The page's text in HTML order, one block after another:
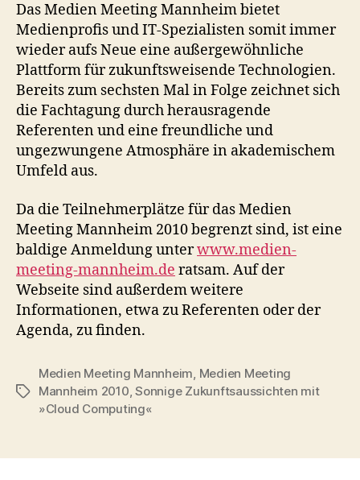
Das Medien Meeting Mannheim bietet
Medienprofis und IT-Spezialisten somit immer
wieder aufs Neue eine außergewöhnliche
Plattform für zukunftsweisende Technologien.
Bereits zum sechsten Mal in Folge zeichnet sich
die Fachtagung durch herausragende
Referenten und eine freundliche und
ungezwungene Atmosphäre in akademischem
Umfeld aus.
Da die Teilnehmerplätze für das Medien
Meeting Mannheim 2010 begrenzt sind, ist eine
baldige Anmeldung unterwww.medien-
meeting-mannheim.de ratsam. Auf der
Webseite sind außerdem weitere
Informationen, etwa zu Referenten oder der
Agenda, zu finden.
Tags
Medien Meeting Mannheim Medien Meeting
Mannheim 2010 ,Sonnige Zukunftsaussichten mit
»Cloud Computing«